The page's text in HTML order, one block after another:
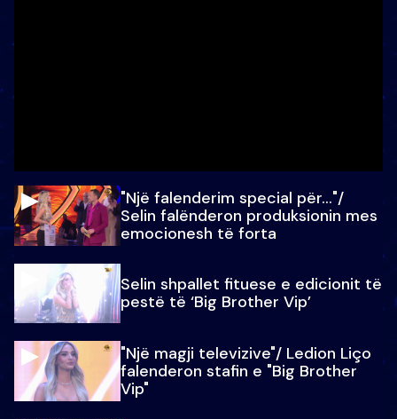
"Një falenderim special për…"/
Selin falënderon produksionin mes
emocionesh të forta
Selin shpallet fituese e edicionit të
pestë të ‘Big Brother Vip’
"Një magji televizive"/ Ledion Liço
falenderon stafin e "Big Brother
Vip"